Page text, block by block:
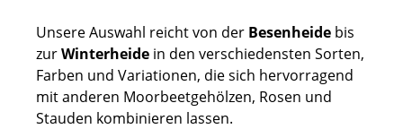
Unsere Auswahl reicht von der Besenheide bis
zurWinterheide in den verschiedensten Sorten,
Farben und Variationen, die sich hervorragend
mit anderen Moorbeetgehölzen, Rosen und
Stauden kombinieren lassen.